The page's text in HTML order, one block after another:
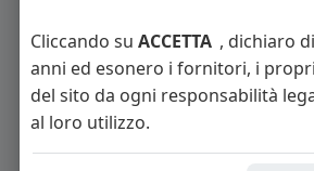
Home
Cos'è BakecaSocial Annunci
Eventi
Contattaci Privacy Policy
Richiedi rimborso abbonamento
Centro Assistenza
Cliccando su ACCETTA , dichiaro
anni ed esonero i fornitori, i
del sito da ogni responsabilità
al loro utilizzo.